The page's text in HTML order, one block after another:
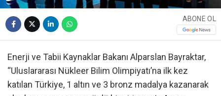
ABONE OL
Enerji ve Tabii Kaynaklar Bakanı Alparslan Bayraktar,
“Uluslararası Nükleer Bilim Olimpiyatı’na ilk kez
katılan Türkiye, 1 altın ve 3 bronz madalya kazanarak